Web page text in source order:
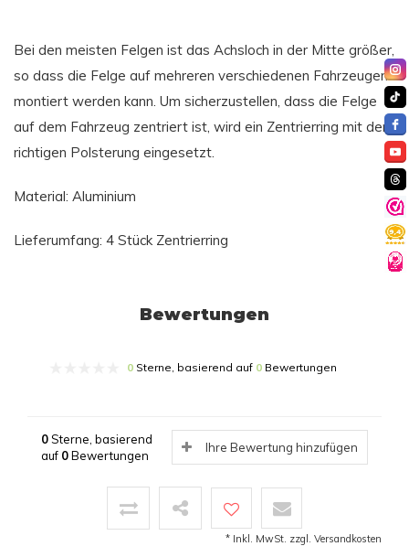
Bei den meisten Felgen ist das Achsloch in der Mitte größer,
so dass die Felge auf mehreren verschiedenen Fahrzeugen
montiert werden kann. Um sicherzustellen, dass die Felge
auf dem Fahrzeug zentriert ist, wird ein Zentrierring mit der
richtigen Polsterung eingesetzt.
Material: Aluminium
Lieferumfang: 4 Stück Zentrierring
Bewertungen
0 Sterne, basierend auf 0 Bewertungen
0Sterne, basierend
auf 0Bewertungen
Ihre Bewertung hinzufügen
* Inkl. MwSt. zzgl. Versandkosten